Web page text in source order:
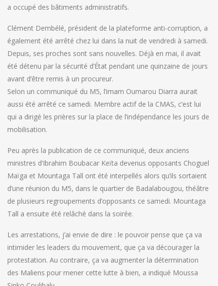
a occupé des bâtiments administratifs.
Clément Dembélé, président de la plateforme anti-corruption, a
également été arrêté chez lui dans la nuit de vendredi à samedi.
Depuis, ses proches sont sans nouvelles. Déjà en mai, il avait
été détenu par la sécurité d’État pendant une quinzaine de jours
avant d’être remis à un procureur.
Selon un communiqué du M5, l’imam Oumarou Diarra aurait
aussi été arrêté ce samedi. Membre actif de la CMAS, c’est lui
qui a dirigé les prières sur la place de l’indépendance les jours de
mobilisation.
Peu après la publication de ce communiqué, deux anciens
ministres d’Ibrahim Boubacar Keïta devenus opposants Choguel
Maïga et Mountaga Tall ont été interpellés alors qu’ils sortaient
d’une réunion du M5, dans le quartier de Badalabougou, théâtre
de plusieurs regroupements d’opposants ce samedi. Mountaga
Tall a ensuite été relâché dans la soirée.
Les arrestations, j’ai envie de dire : le pouvoir pense que ça va
intimider les leaders du mouvement, que ça va décourager la
protestation. Au contraire, ça va augmenter la détermination
des Maliens pour mener cette lutte à bien, a indiqué Moussa